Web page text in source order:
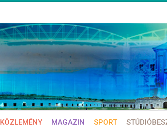
KÖZLEMÉNY MAGAZIN SPORT